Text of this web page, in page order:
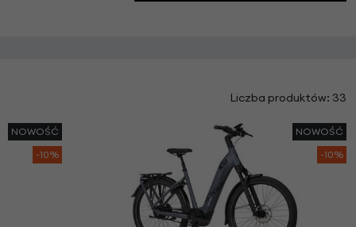
i konserwacji roweru
Liczba produktów: 33
NOWOŚĆ
-10%
NOWOŚĆ
-10%